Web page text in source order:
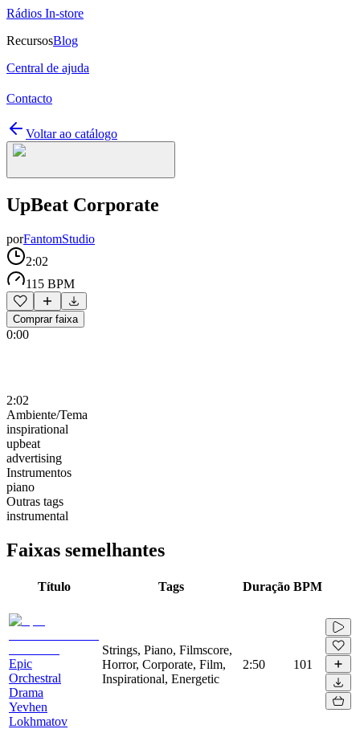
Rádios In-store
RecursosBlog
Central de ajuda
Contacto
Voltar ao catálogo
UpBeat Corporate
porFantomStudio
2:02
115 BPM
Comprar faixa
0:00
2:02
Ambiente/Tema
inspirational
upbeat
advertising
Instrumentos
piano
Outras tags
instrumental
Faixas semelhantes
Título Tags Duração BPM
Epic
Orchestral
Drama
Yevhen
Lokhmatov
Strings, Piano, Filmscore,
Horror, Corporate, Film,
Inspirational, Energetic
2:50 101